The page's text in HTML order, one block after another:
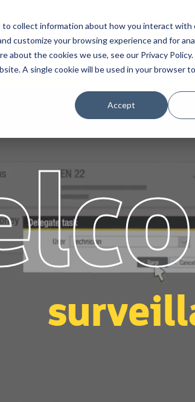
collect information about how you interact with
customize your browsing experience and for
about the cookies we use, see our Privacy Policy.
A single cookie will be used in your browser
Accept
Partenaires